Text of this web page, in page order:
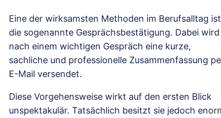
Eine der wirksamsten Methoden im Berufsalltag ist
die sogenannte Gesprächsbestätigung. Dabei wird
nach einem wichtigen Gespräch eine kurze,
sachliche und professionelle Zusammenfassung
E-Mail versendet.
Diese Vorgehensweise wirkt auf den ersten Blick
unspektakulär. Tatsächlich besitzt sie jedoch